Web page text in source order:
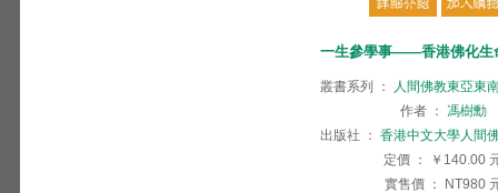
一生參學事——香港佛化生
叢書系列 ：
人間佛教東亞東
作者 ： 馮樹勳
出版社
： 香港中文大學人間
定價 ： ￥140.00
實售價 ： NT980